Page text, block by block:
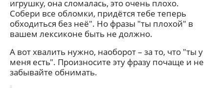
игрушку, она сломалась, это очень плохо.
Собери все обломки, придётся тебе теперь
обходиться без неё". Но фразы "ты плохой" в
вашем лексиконе быть не должно.
А вот хвалить нужно, наоборот – за то, что "ты у
меня есть". Произносите эту фразу почаще и не
забывайте обнимать.